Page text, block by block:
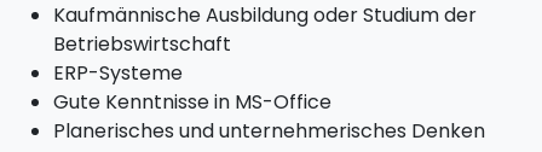
Kaufmännische Ausbildung oder Studium der
Betriebswirtschaft
ERP-Systeme
Gute Kenntnisse in MS-Office
Planerisches und unternehmerisches Denken